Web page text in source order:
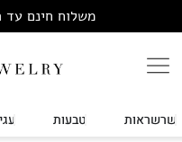
משלוח חינם עד
שרשראות טבעות